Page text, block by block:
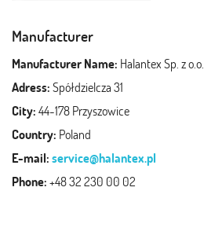
Manufacturer
Manufacturer Name: Halantex Sp. z o.o.
Adress:Spółdzielcza 31
City:44-178 Przyszowice
Country: Poland
E-mail:service@halantex.pl
Phone:+48 32 230 00 02